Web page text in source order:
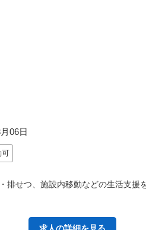
06日
可
排せつ、施設内移動などの生活支